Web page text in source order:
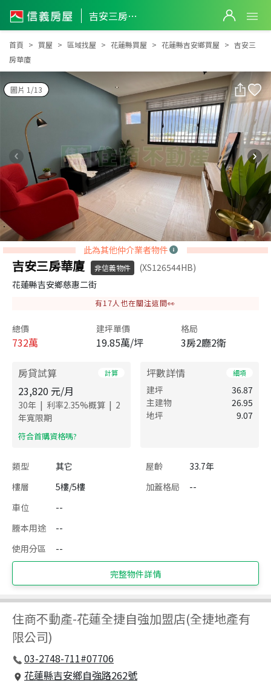
吉安三房華廈
吉安三房華廈
首頁 買屋 區域找屋 花蓮縣買屋 花蓮縣吉安鄉買屋
吉安三
房華廈
圖片 1/13
此為其他仲介業者物件
吉安三房華廈 非信義物件
(XS126544HB)
花蓮縣吉安鄉慈惠二街
有17人也在關注這間👀
總價
732萬
建坪單價
19.85萬/坪
格局
3房2廳2衛
房貸試算 計算
23,820 元/月
30年 | 利率2.35%概算 | 2
年寬限期
​符合首購資格嗎?
坪數詳情 細項
建坪
36.87
主建物
26.95
地坪
9.07
類型 其它 屋齡
33.7年
樓層
5樓/5樓 加蓋格局
--
車位
--
謄本用途
--
使用分區
--
完整物件詳情
住商不動產-花蓮全捷自強加盟店(全捷地產有
限公司)
03-2748-711#07706
花蓮縣吉安鄉自強路262號